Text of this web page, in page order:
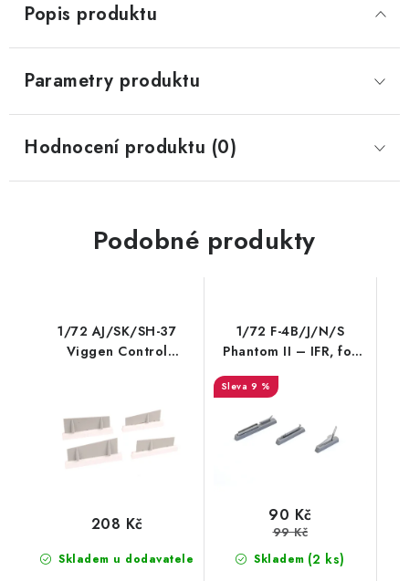
Popis produktu
Parametry produktu
Hodnocení produktu (0)
Podobné produkty
1/72 AJ/SK/SH-37
Viggen Control
Skladem u dodavatele
208 Kč
1/72 F-4B/J/N/S
Phantom II – IFR, for
9 %
Skladem (2 ks)
90 Kč
99 Kč